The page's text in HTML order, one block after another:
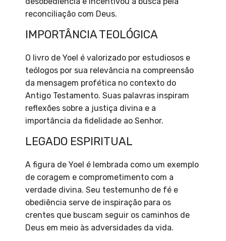
reconciliação com Deus.
IMPORTÂNCIA TEOLÓGICA
O livro de Yoel é valorizado por estudiosos e
teólogos por sua relevância na compreensão
da mensagem profética no contexto do
Antigo Testamento. Suas palavras inspiram
reflexões sobre a justiça divina e a
importância da fidelidade ao Senhor.
LEGADO ESPIRITUAL
A figura de Yoel é lembrada como um exemplo
de coragem e comprometimento com a
verdade divina. Seu testemunho de fé e
obediência serve de inspiração para os
crentes que buscam seguir os caminhos de
Deus em meio às adversidades da vida.